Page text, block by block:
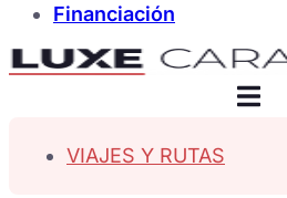
Financiación
VIAJES Y RUTAS